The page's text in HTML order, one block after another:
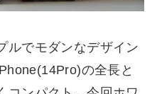
ルでモダンなデザイン
の全長と